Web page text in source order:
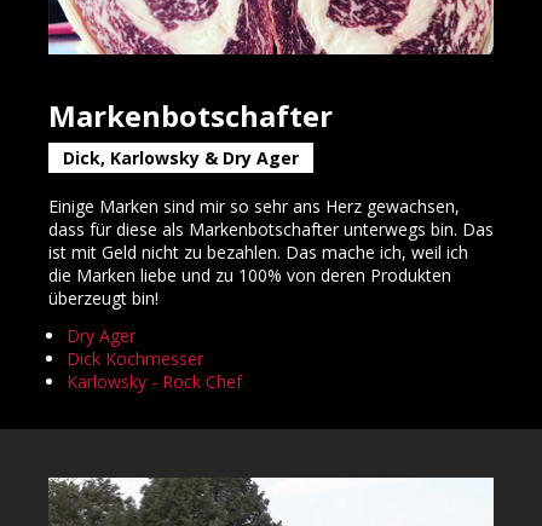
Markenbotschafter
Dick, Karlowsky & Dry Ager
Einige Marken sind mir so sehr ans Herz gewachsen,
dass für diese als Markenbotschafter unterwegs bin. Das
ist mit Geld nicht zu bezahlen. Das mache ich, weil ich
die Marken liebe und zu 100% von deren Produkten
überzeugt bin!
Dry Ager
Dick Kochmesser
Karlowsky - Rock Chef